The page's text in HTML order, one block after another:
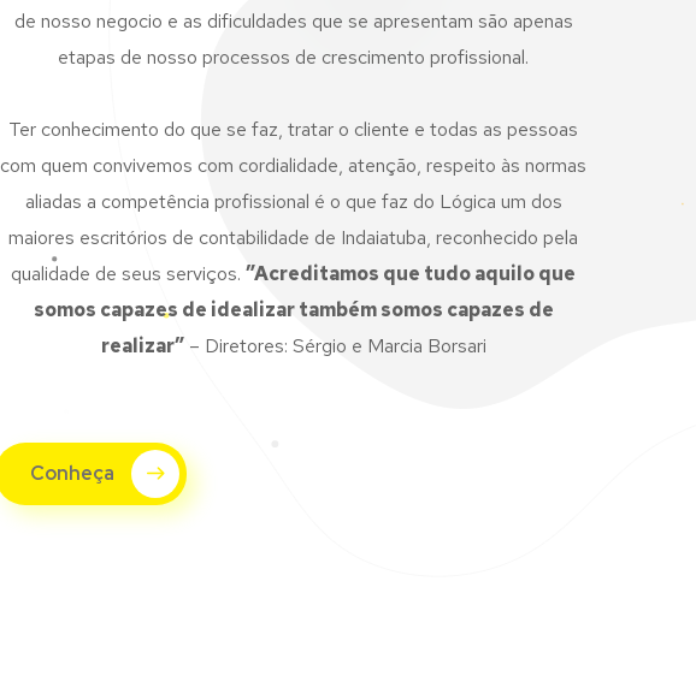
de nosso negocio e as dificuldades que se apresentam são apenas
etapas de nosso processos de crescimento profissional.
Ter conhecimento do que se faz, tratar o cliente e todas as pessoas
com quem convivemos com cordialidade, atenção, respeito às normas
aliadas a competência profissional é o que faz do Lógica um dos
maiores escritórios de contabilidade de Indaiatuba, reconhecido pela
qualidade de seus serviços. ”Acreditamos que tudo aquilo que
somos capazes de idealizar também somos capazes de
realizar”– Diretores: Sérgio e Marcia Borsari
Conheça